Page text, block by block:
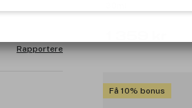
Få 10% bonus
Rapportere